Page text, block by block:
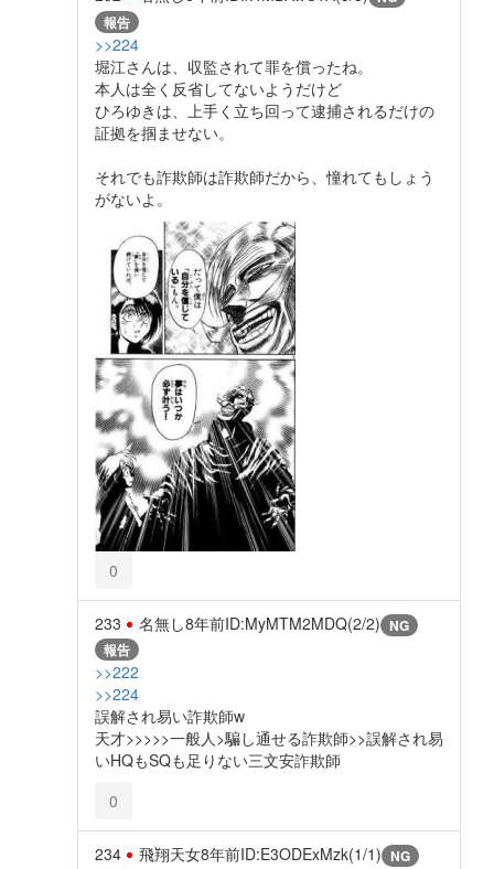
報告
>>224
堀江さんは、収監されて罪を償ったね。
本人は全く反省してないようだけど
ひろゆきは、上手く立ち回って逮捕されるだけの
証拠を掴ませない。
それでも詐欺師は詐欺師だから、憧れてもしょう
がないよ。
0
233 名無し8年前ID:MyMTM2MDQ(2/2) NG
報告
>>222
>>224
誤解され易い詐欺師w
天才>>>>>一般人>騙し通せる詐欺師>>誤解され易
いHQもSQも足りない三文安詐欺師
0
234 飛翔天女8年前ID:E3ODExMzk(1/1) NG